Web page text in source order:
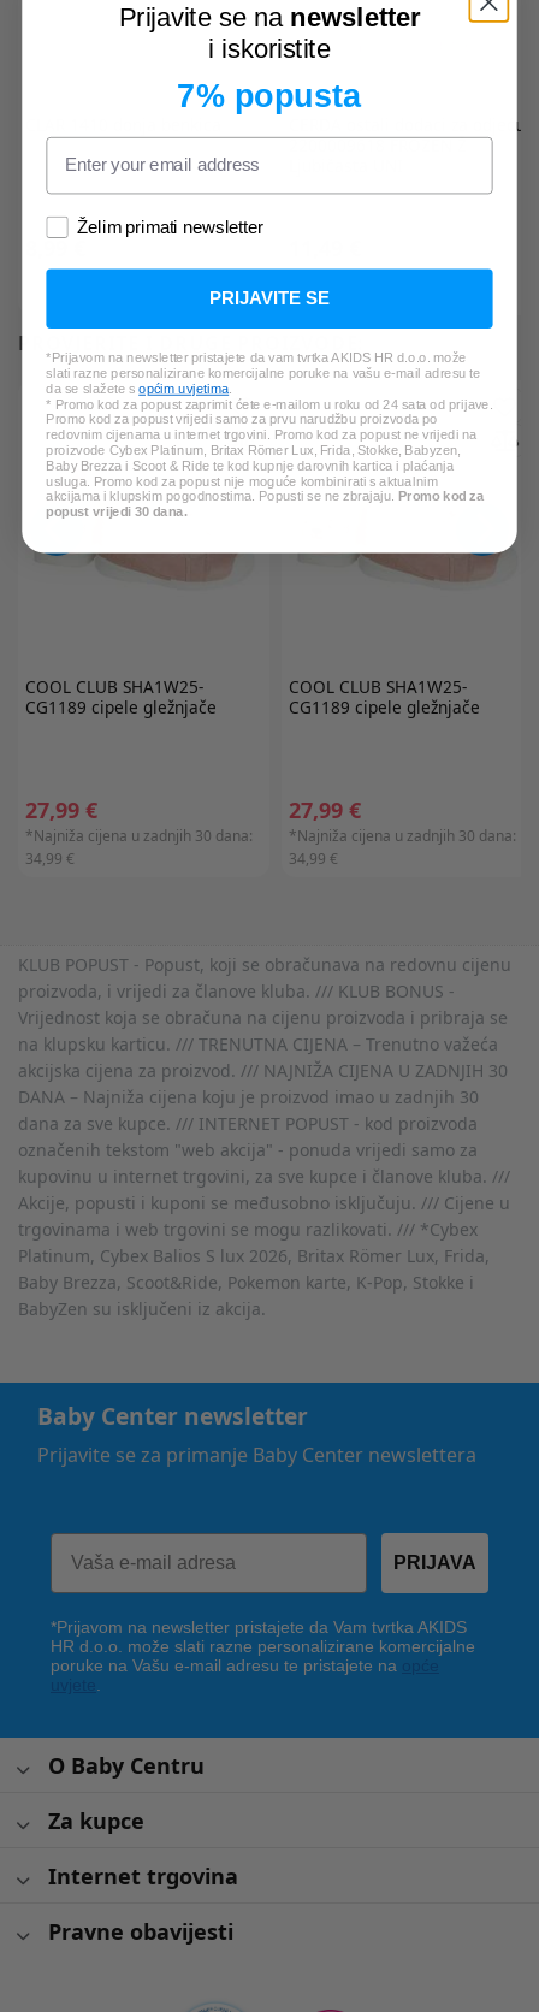
8,99 €
ostali dodaci za odjeću
2200009618 FROZEN Ž
PROVJERITE I DRUGE PROIZVODE:
COOL CLUB SHA1W25-
CG1189 cipele gležnjače
27,99 €
*Najniža cijena u zadnjih 30 dana:
34,99 €
COOL CLUB SHA1W25-
CG1189 cipele gležnjače
27,99 €
*Najniža cijena u zadnjih 30 dana:
34,99 €
KLUB POPUST - Popust, koji se obračunava na redovnu cijenu
proizvoda, i vrijedi za članove kluba. /// KLUB BONUS -
Vrijednost koja se obračuna na cijenu proizvoda i pribraja se
na klupsku karticu. /// TRENUTNA CIJENA – Trenutno važeća
akcijska cijena za proizvod. /// NAJNIŽA CIJENA U ZADNJIH 30
DANA – Najniža cijena koju je proizvod imao u zadnjih 30
dana za sve kupce. /// INTERNET POPUST - kod proizvoda
označenih tekstom "web akcija" - ponuda vrijedi samo za
kupovinu u internet trgovini, za sve kupce i članove kluba. ///
Akcije, popusti i kuponi se međusobno isključuju. /// Cijene u
trgovinama i web trgovini se mogu razlikovati. /// *Cybex
Platinum, Cybex Balios S lux 2026, Britax Römer Lux, Frida,
Baby Brezza, Scoot&Ride, Pokemon karte, K-Pop, Stokke i
BabyZen su isključeni iz akcija.
Baby Center newsletter
Prijavite se za primanje Baby Center newslettera
PRIJAVA
*Prijavom na newsletter pristajete da Vam tvrtka AKIDS
HR d.o.o. može slati razne personalizirane komercijalne
poruke na Vašu e-mail adresu te pristajete na
O Baby Centru
Za kupce
Internet trgovina
Pravne obavijesti
Prijavite se na newsletter
i iskoristite
7% popusta
Želim primati newsletter
PRIJAVITE SE
*Prijavom na newsletter pristajete da vam tvrtka AKIDS HR d.o.o. može
slati razne personalizirane komercijalne poruke na vašu e-mail adresu te
da se slažete sopćim uvjetima
* Promo kod za popust zaprimit ćete e-mailom u roku od 24 sata od prijave.
Promo kod za popust vrijedi samo za prvu narudžbu proizvoda po
redovnim cijenama u internet trgovini. Promo kod za popust ne vrijedi na
proizvode Cybex Platinum, Britax Römer Lux, Frida, Stokke, Babyzen,
Baby Brezza i Scoot & Ride te kod kupnje darovnih kartica i plaćanja
usluga. Promo kod za popust nije moguće kombinirati s aktualnim
akcijama i klupskim pogodnostima. Popusti se ne zbrajaju. Promo kod za
popust vrijedi 30 dana.